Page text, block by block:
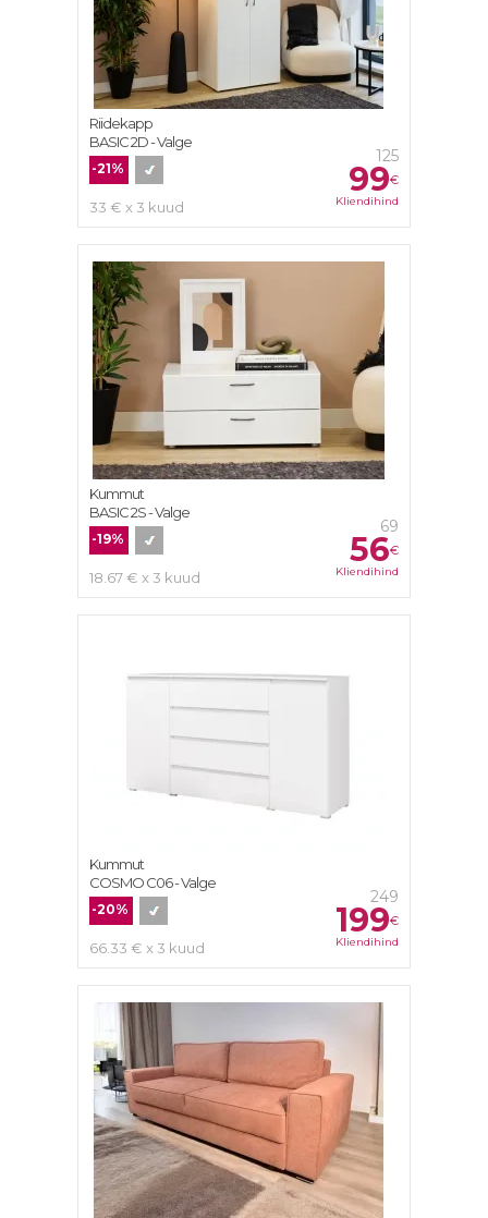
125
99€
Kliendihind
-21%
33 € x 3 kuud
Riidekapp
BASIC 2D - Valge
69
56€
Kliendihind
-19%
18.67 € x 3 kuud
Kummut
BASIC 2S - Valge
249
199€
Kliendihind
-20%
66.33 € x 3 kuud
Kummut
COSMO С06 - Valge